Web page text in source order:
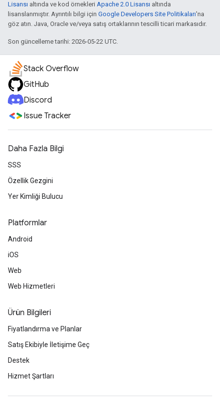
Lisansı altında ve kod örnekleri Apache 2.0 Lisansı altında
lisanslanmıştır. Ayrıntılı bilgi için Google Developers Site Politikaları'na
göz atın. Java, Oracle ve/veya satış ortaklarının tescilli ticari markasıdır.
Son güncelleme tarihi: 2026-05-22 UTC.
Stack Overflow
GitHub
Discord
Issue Tracker
Daha Fazla Bilgi
SSS
Özellik Gezgini
Yer Kimliği Bulucu
Platformlar
Android
iOS
Web
Web Hizmetleri
Ürün Bilgileri
Fiyatlandırma ve Planlar
Satış Ekibiyle İletişime Geç
Destek
Hizmet Şartları